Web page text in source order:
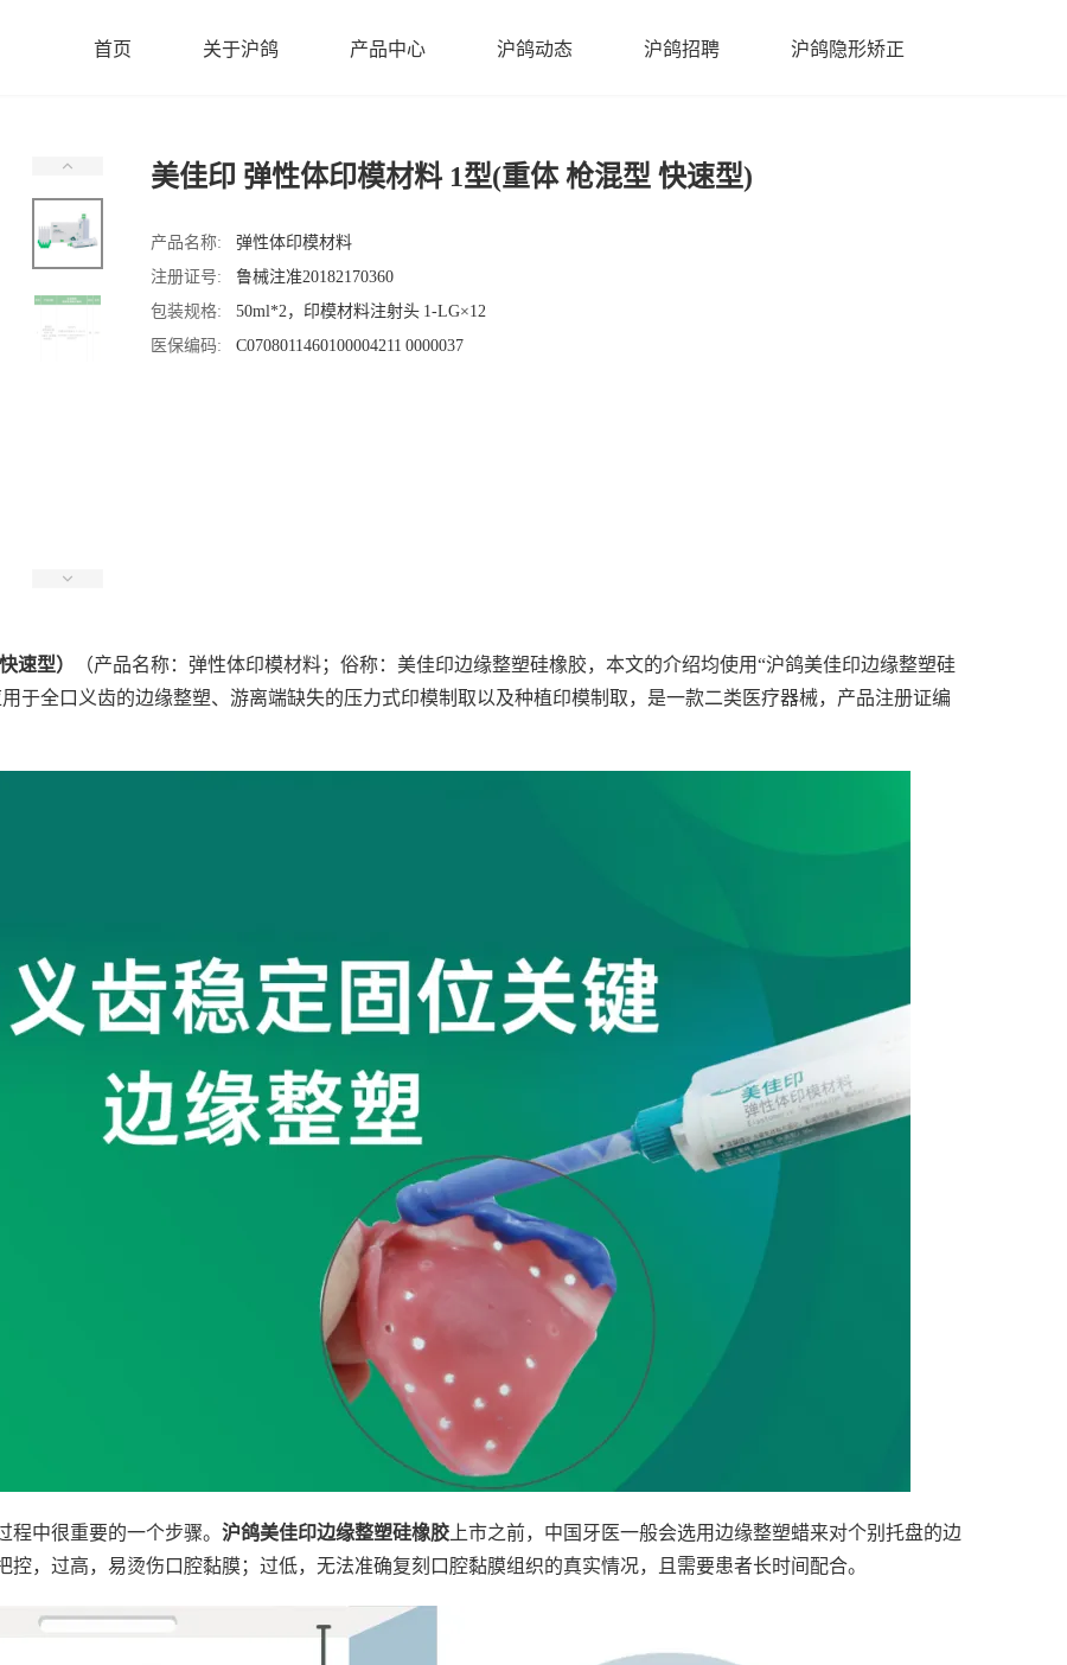
首页 关于沪鸽 产品中心 沪鸽动态 沪鸽招聘 沪鸽隐形矫正
美佳印 弹性体印模材料 1型(重体 枪混型 快速型)
产品名称:
弹性体印模材料
注册证号:
鲁械注准20182170360
包装规格:
50ml*2，印模材料注射头 1-LG×12
医保编码:
C0708011460100004211 0000037
速型）
（产品名称：弹性体印模材料；俗称：美佳印边缘整塑硅橡胶，本文的介绍均使用“沪鸽美佳印边缘整塑硅
于全口义齿的边缘整塑、游离端缺失的压力式印模制取以及种植印模制取，是一款二类医疗器械，产品注册证编
中很重要的一个步骤。 沪鸽美佳印边缘整塑硅橡胶上市之前，中国牙医一般会选用边缘整塑蜡来对个别托盘的边
，过高，易烫伤口腔黏膜；过低，无法准确复刻口腔黏膜组织的真实情况，且需要患者长时间配合。